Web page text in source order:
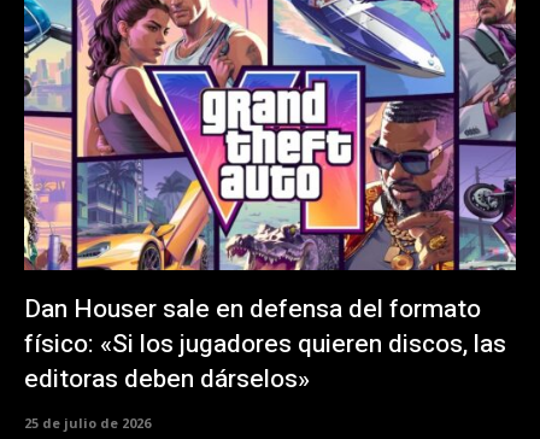
Dan Houser sale en defensa del formato
físico: «Si los jugadores quieren discos, las
editoras deben dárselos»
25 de julio de 2026